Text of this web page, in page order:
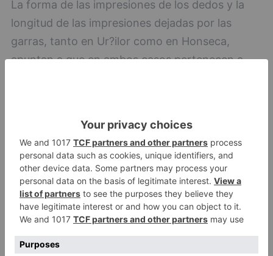
La forma de las impresiones de los dedos y la
longitud de las impresiones dejadas por las
garras, tanto en Ur?ilor como en Honseca,
apuntan a que en ambos casos pertenecen a